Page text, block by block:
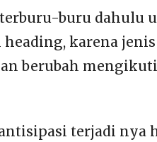
buru dahulu
heading, karena
berubah
terjadi nya